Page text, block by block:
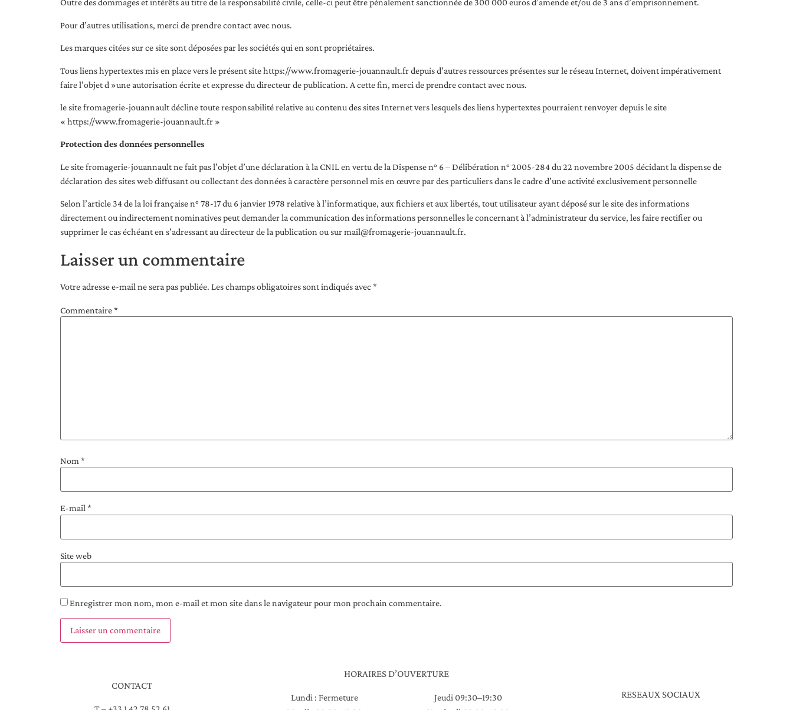
Outre des dommages et intérêts au titre de la responsabilité civile, celle-ci peut être pénalement sanctionnée de 300 000 euros d’amende et/ou de 3 ans d’emprisonnement.
Pour d’autres utilisations, merci de prendre contact avec nous.
Les marques citées sur ce site sont déposées par les sociétés qui en sont propriétaires.
Tous liens hypertextes mis en place vers le présent site https://www.fromagerie-jouannault.fr depuis d’autres ressources présentes sur le réseau Internet, doivent impérativement
faire l’objet d »une autorisation écrite et expresse du directeur de publication. A cette fin, merci de prendre contact avec nous.
le site fromagerie-jouannault décline toute responsabilité relative au contenu des sites Internet vers lesquels des liens hypertextes pourraient renvoyer depuis le site
« https://www.fromagerie-jouannault.fr »
Protection des données personnelles
Le site fromagerie-jouannault ne fait pas l’objet d’une déclaration à la CNIL en vertu de la Dispense n° 6 – Délibération n° 2005-284 du 22 novembre 2005 décidant la dispense de
déclaration des sites web diffusant ou collectant des données à caractère personnel mis en œuvre par des particuliers dans le cadre d’une activité exclusivement personnelle
Selon l’article 34 de la loi française n° 78-17 du 6 janvier 1978 relative à l’informatique, aux fichiers et aux libertés, tout utilisateur ayant déposé sur le site des informations
directement ou indirectement nominatives peut demander la communication des informations personnelles le concernant à l’administrateur du service, les faire rectifier ou
supprimer le cas échéant en s’adressant au directeur de la publication ou sur mail@fromagerie-jouannault.fr.
Laisser un commentaire
Votre adresse e-mail ne sera pas publiée. Les champs obligatoires sont indiqués avec*
Commentaire*
Nom *
E-mail *
Site web
Enregistrer mon nom, mon e-mail et mon site dans le navigateur pour mon prochain commentaire.
CONTACT
HORAIRES D’OUVERTURE
Lundi : Fermeture
Jeudi 09:30–19:30
RESEAUX SOCIAUX